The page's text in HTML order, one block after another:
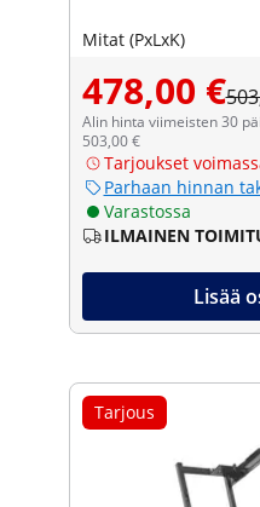
Mitat (PxLxK)
478,00 €
Alin hinta viimeisten 30
503,00 €
Tarjoukset
Parhaan hinnan
Varastossa
ILMAINEN
Lisää
Tarjous